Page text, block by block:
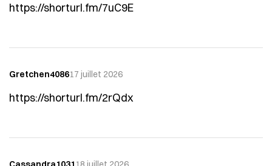
https://shorturl.fm/7uC9E
Gretchen408617 juillet 2026
https://shorturl.fm/2rQdx